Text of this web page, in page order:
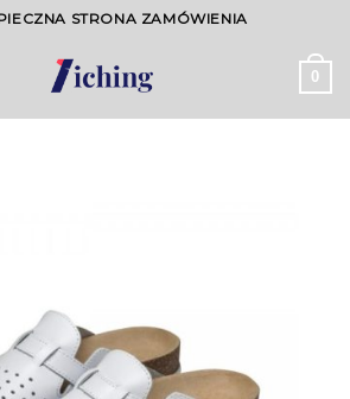
STRONA ZAMÓWIENIA
0